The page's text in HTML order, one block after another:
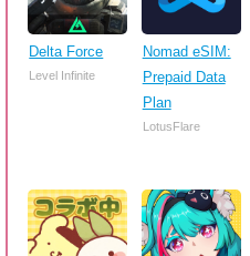
Delta Force
Level Infinite
Nomad eSIM:
Prepaid Data
Plan
LotusFlare